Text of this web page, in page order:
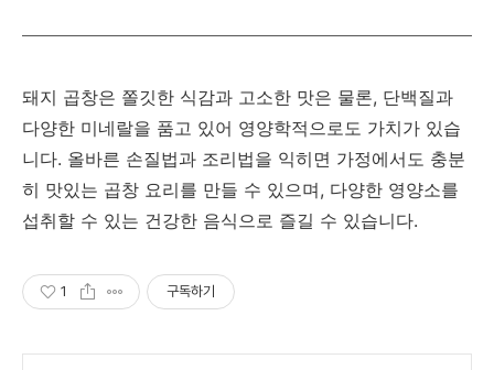
돼지 곱창은 쫄깃한 식감과 고소한 맛은 물론, 단백질과
다양한 미네랄을 품고 있어 영양학적으로도 가치가 있습
니다. 올바른 손질법과 조리법을 익히면 가정에서도 충분
히 맛있는 곱창 요리를 만들 수 있으며, 다양한 영양소를
섭취할 수 있는 건강한 음식으로 즐길 수 있습니다.
1 구독하기